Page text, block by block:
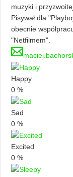
muzyki i
Pisywał dla
obecnie
"Netfilmem".
Happy
0 %
Sad
0 %
Excited
0 %